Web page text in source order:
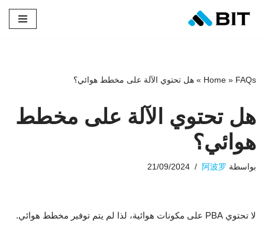
Home » FAQs
» هل تحتوي الآلة على مخطط هوائي؟
هل تحتوي الآلة على مخطط
هوائي؟
بواسطة 阿波罗
21/09/2024
لا تحتوي PBA على مكونات هوائية، لذا لم يتم توفير مخطط هوائي.